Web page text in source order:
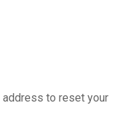
address to reset your